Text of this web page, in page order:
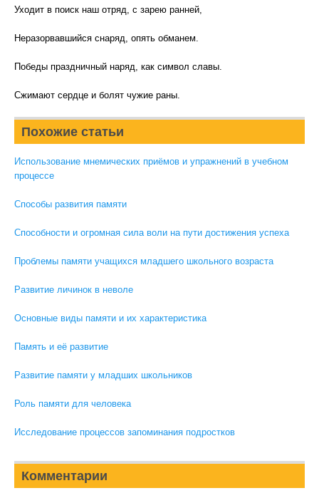
Уходит в поиск наш отряд, с зарею ранней,
Неразорвавшийся снаряд, опять обманем.
Победы праздничный наряд, как символ славы.
Сжимают сердце и болят чужие раны.
Похожие статьи
Использование мнемических приёмов и упражнений в учебном
процессе
Способы развития памяти
Способности и огромная сила воли на пути достижения успеха
Проблемы памяти учащихся младшего школьного возраста
Развитие личинок в неволе
Основные виды памяти и их характеристика
Память и её развитие
Развитие памяти у младших школьников
Роль памяти для человека
Исследование процессов запоминания подростков
Комментарии